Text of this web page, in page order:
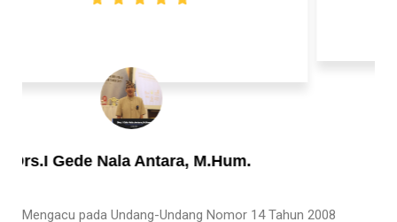
Antara, M.Hum.
Mengacu pada Undang-Undang Nomor 14 Tahun 2008